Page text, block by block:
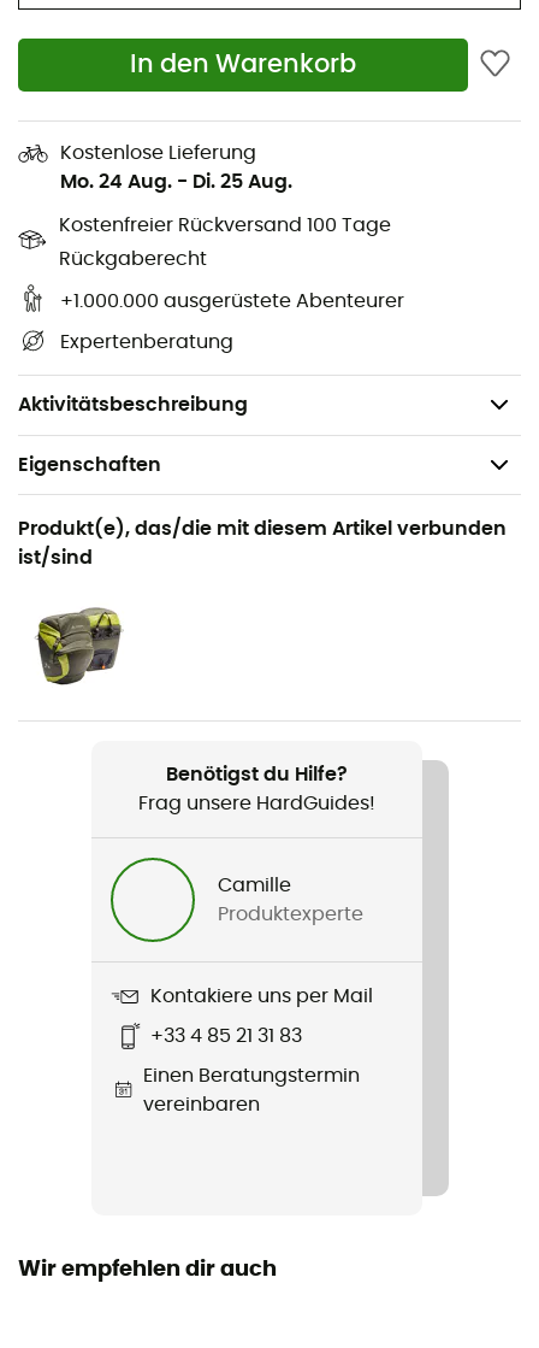
In den Warenkorb
Kostenlose Lieferung
Mo. 24 Aug. - Di. 25 Aug.
Kostenfreier Rückversand 100 Tage
Rückgaberecht
+1.000.000 ausgerüstete Abenteurer
Expertenberatung
Aktivitätsbeschreibung
Reißverschlussfach in der Klappe
Äußere Netztasche
Aufgesetztes Reißverschlussfach mit Organizer-
Äußere Reißverschlusstasche
Reflektierende Elemente
Leicht verstellbares QMR 2.0 Befestigungssystem
QMR Verschluss
Regenschutz: ja
Gewicht: 2 x 800 g
Eigenschaften
Geeignet für
Reise / Radsport / Fahrradtourismus
Gewicht
2 x 1600 g
OnTour Back
100% recyceltes Polyester
Wasserdichtigkeit
Regenschutz
Fair Wear Foundation / Green Shape / Grüner Knopf
Produkt(e), das/die mit diesem Artikel verbunden
ist/sind
Benötigst du Hilfe?
Frag unsere HardGuides!
Camille
Produktexperte
Kontakiere uns per Mail
+33 4 85 21 31 83
Einen Beratungstermin
vereinbaren
Wir empfehlen dir auch